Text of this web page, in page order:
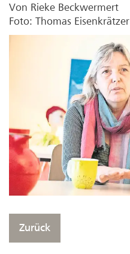
Von Rieke Beckwermert
Foto: Thomas Eisenkrätzer
Zurück